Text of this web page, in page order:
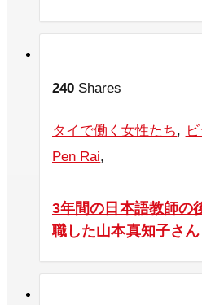
240 Shares
タイで働く女性たち,
Pen Rai,
3年間の日本語教師の
職した山本真知子さん